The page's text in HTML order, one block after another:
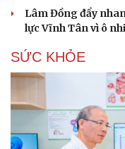
Lâm Đồng đẩy
lực Vĩnh Tân vì ô
SỨC KHỎE